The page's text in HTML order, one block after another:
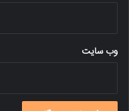
وب‌ سایت